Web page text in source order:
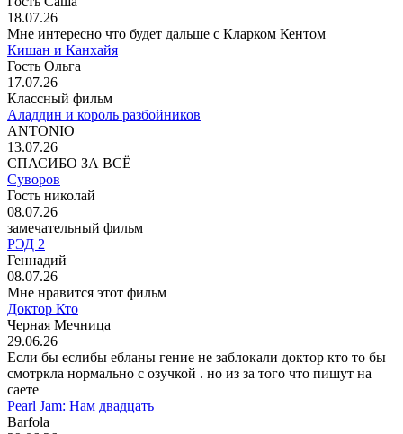
18.07.26
Мне интересно что будет дальше с Кларком Кентом
Кишан и Канхайя
Гость Ольга
17.07.26
Классный фильм
Аладдин и король разбойников
ANTONIO
13.07.26
СПАСИБО ЗА ВСЁ
Суворов
Гость николай
08.07.26
замечательный фильм
РЭД 2
Геннадий
08.07.26
Мне нравится этот фильм
Доктор Кто
Черная Мечница
29.06.26
Если бы еслибы ебланы гение не заблокали доктор кто то бы
смотркла нормально с озучкой . но из за того что пишут на
саете
Pearl Jam: Нам двадцать
Barfola